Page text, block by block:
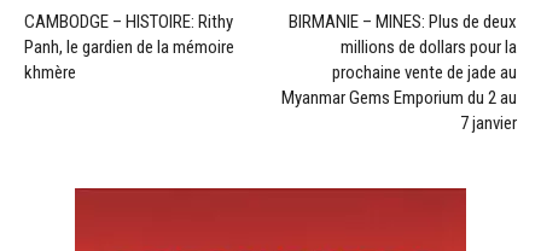
CAMBODGE – HISTOIRE: Rithy
Panh, le gardien de la mémoire
khmère
BIRMANIE – MINES: Plus de deux
millions de dollars pour la
prochaine vente de jade au
Myanmar Gems Emporium du 2 au
7 janvier